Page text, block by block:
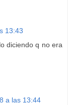
13:43
diciendo q no era
a las 13:44